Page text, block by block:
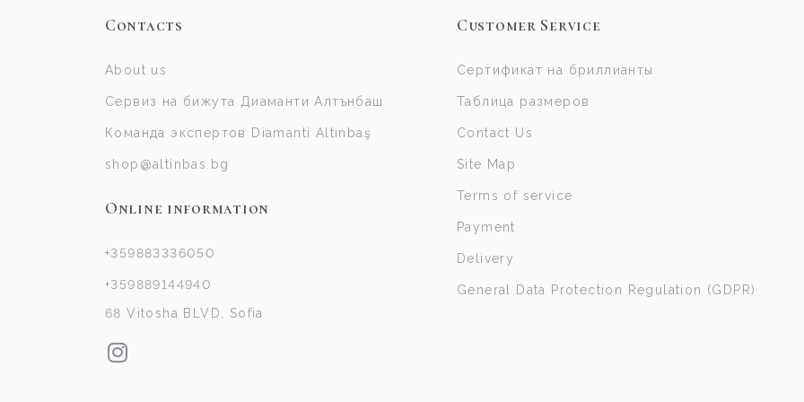
Contacts
About us
Сервиз на бижута Диаманти Алтънбаш
Команда экспертов Diamanti Altınbaş
shop@altinbas.bg
Online information
+359883336050
+359889144940
68 Vitosha BLVD, Sofia
Customer Service
Сертификат на бриллианты
Таблица размеров
Contact Us
Site Map
Terms of service
Payment
Delivery
General Data Protection Regulation (GDPR)